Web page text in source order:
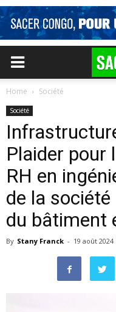
Home Société
Société
Plaider pour
RH en
de la société
du bâtiment
By Stany Franck - 19 août 2024